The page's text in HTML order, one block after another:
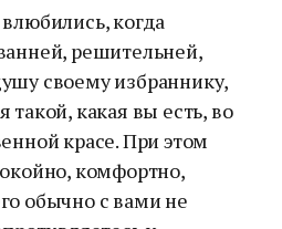
когда
решительней,
своему избраннику,
такой, какая вы есть, во
красе. При этом
комфортно,
обычно с вами не